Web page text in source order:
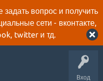
вопрос и получить
сети - вконтакте,
twitter и тд.
Вход